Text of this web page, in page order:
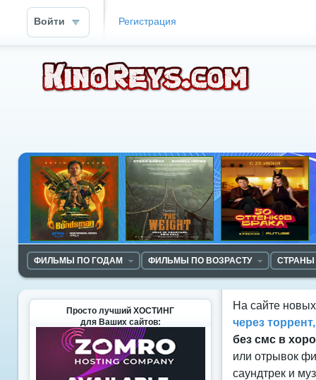
Войти Регистрация
ФИЛЬМЫ ПО ГОДАМ ФИЛЬМЫ ПО ВОЗРАСТУ
На сайте
через
без смс в
или отрывок
саундтрек и
Просто лучший ХОСТИНГ
для Ваших сайтов: